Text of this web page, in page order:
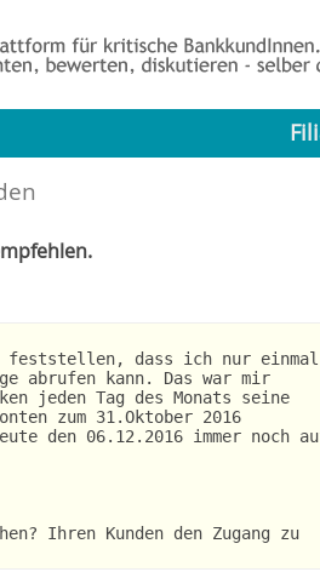
feststellen, dass ich nur einmal
abrufen kann. Das war mir
jeden Tag des Monats seine
zum 31.Oktober 2016
den 06.12.2016 immer noch
Ihren Kunden den Zugang zu